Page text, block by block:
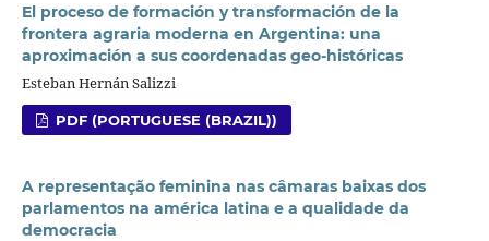
El proceso de formación y transformación de la
frontera agraria moderna en Argentina: una
aproximación a sus coordenadas geo-históricas
Esteban Hernán Salizzi
PDF (PORTUGUESE (BRAZIL))
A representação feminina nas câmaras baixas dos
parlamentos na américa latina e a qualidade da
democracia